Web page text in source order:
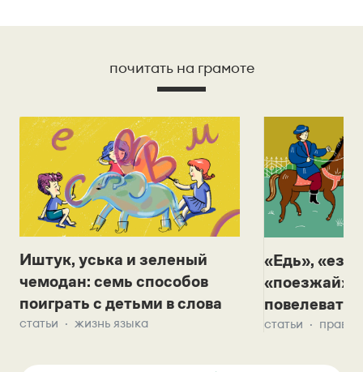
почитать на грамоте
Иштук, уська и зеленый
чемодан: семь способов
поиграть с детьми в слова
статьи жизнь языка
«Едь»,
«поезжай»?
повелевать
статьи